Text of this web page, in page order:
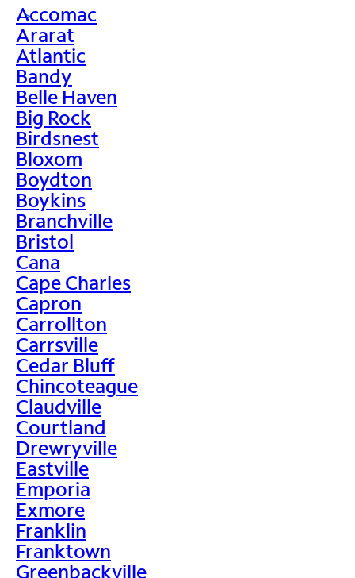
>
Accomac
Ararat
Atlantic
Bandy
Belle Haven
Big Rock
Birdsnest
Bloxom
Boydton
Boykins
Branchville
Bristol
Cana
Cape Charles
Capron
Carrollton
Carrsville
Cedar Bluff
Chincoteague
Claudville
Courtland
Drewryville
Eastville
Emporia
Exmore
Franklin
Franktown
Greenbackville